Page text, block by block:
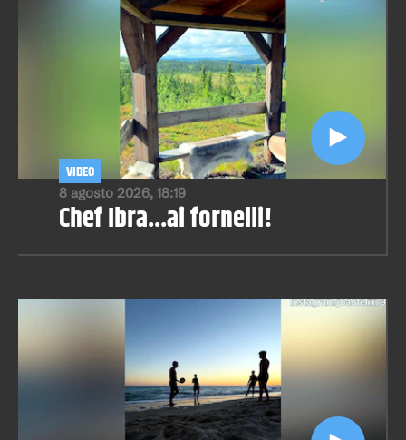
8 agosto 2026, 18:19
VIDEO
Chef Ibra...ai fornelli!